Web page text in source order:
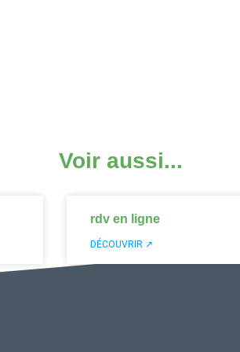
Voir aussi...
rdv en ligne
DÉCOUVRIR ↗